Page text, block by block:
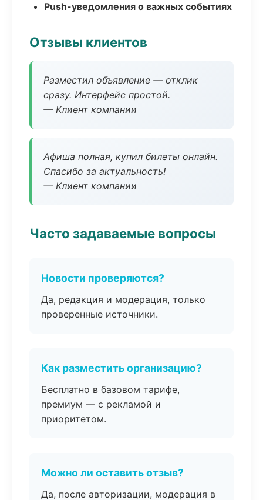
Push-уведомления о важных событиях
Отзывы клиентов
Разместил объявление — отклик
сразу. Интерфейс простой.
— Клиент компании
Афиша полная, купил билеты онлайн.
Спасибо за актуальность!
— Клиент компании
Часто задаваемые вопросы
Новости проверяются?
Да, редакция и модерация, только
проверенные источники.
Как разместить организацию?
Бесплатно в базовом тарифе,
премиум — с рекламой и
приоритетом.
Можно ли оставить отзыв?
Да, после авторизации, модерация в